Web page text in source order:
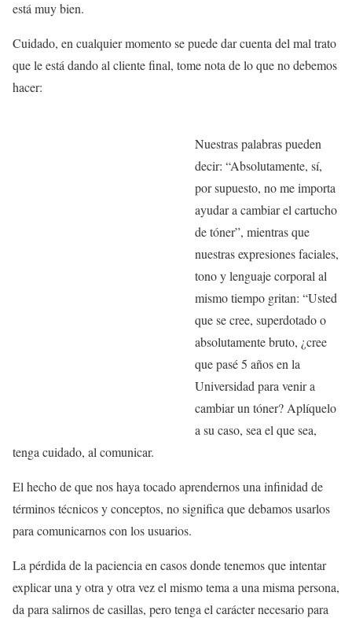
está muy bien.
Cuidado, en cualquier momento se puede dar cuenta del mal trato
que le está dando al cliente final, tome nota de lo que no debemos
hacer:
Nuestras palabras pueden
decir: “Absolutamente, sí,
por supuesto, no me importa
ayudar a cambiar el cartucho
de tóner”, mientras que
nuestras expresiones faciales,
tono y lenguaje corporal al
mismo tiempo gritan: “Usted
que se cree, superdotado o
absolutamente bruto, ¿cree
que pasé 5 años en la
Universidad para venir a
cambiar un tóner? Aplíquelo
a su caso, sea el que sea,
tenga cuidado, al comunicar.
El hecho de que nos haya tocado aprendernos una infinidad de
términos técnicos y conceptos, no significa que debamos usarlos
para comunicarnos con los usuarios.
La pérdida de la paciencia en casos donde tenemos que intentar
explicar una y otra y otra vez el mismo tema a una misma persona,
da para salirnos de casillas, pero tenga el carácter necesario para